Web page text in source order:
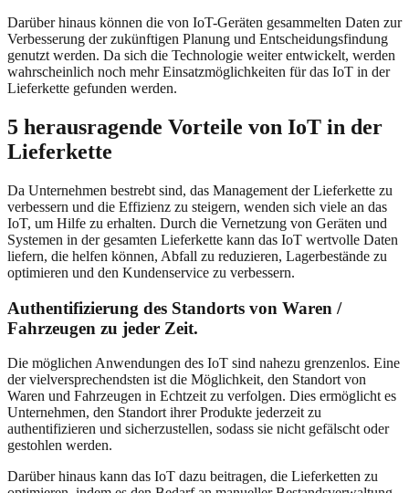
Darüber hinaus können die von IoT-Geräten gesammelten Daten zur
Verbesserung der zukünftigen Planung und Entscheidungsfindung
genutzt werden. Da sich die Technologie weiter entwickelt, werden
wahrscheinlich noch mehr Einsatzmöglichkeiten für das IoT in der
Lieferkette gefunden werden.
5 herausragende Vorteile von IoT in der
Lieferkette
Da Unternehmen bestrebt sind, das Management der Lieferkette zu
verbessern und die Effizienz zu steigern, wenden sich viele an das
IoT, um Hilfe zu erhalten. Durch die Vernetzung von Geräten und
Systemen in der gesamten Lieferkette kann das IoT wertvolle Daten
liefern, die helfen können, Abfall zu reduzieren, Lagerbestände zu
optimieren und den Kundenservice zu verbessern.
Authentifizierung des Standorts von Waren /
Fahrzeugen zu jeder Zeit.
Die möglichen Anwendungen des IoT sind nahezu grenzenlos. Eine
der vielversprechendsten ist die Möglichkeit, den Standort von
Waren und Fahrzeugen in Echtzeit zu verfolgen. Dies ermöglicht es
Unternehmen, den Standort ihrer Produkte jederzeit zu
authentifizieren und sicherzustellen, sodass sie nicht gefälscht oder
gestohlen werden.
Darüber hinaus kann das IoT dazu beitragen, die Lieferketten zu